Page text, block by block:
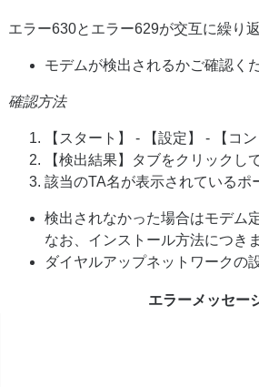
エラー630とエラー629が交互に繰り返
モデムが検出されるかご確認く
確認方法
【スタート】 - 【設定】 - 【コ
【検出結果】タブをクリックし
該当のTA名が表示されているポ
検出されなかった場合はモデム
なお、インストール方法につき
ダイヤルアップネットワークの
エラーメッセー